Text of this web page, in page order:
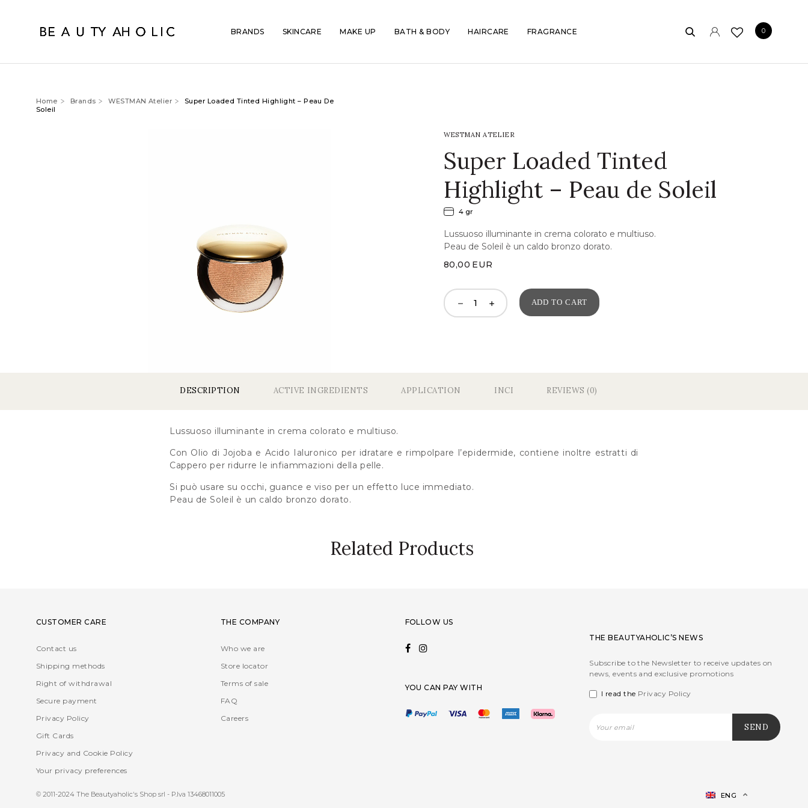
0
BRANDS SKINCARE MAKE UP BATH & BODY HAIRCARE FRAGRANCE
Home Brands WESTMAN Atelier
Super Loaded Tinted Highlight – Peau De
Soleil
WESTMAN ATELIER
Super Loaded Tinted
Highlight – Peau de Soleil
4 gr
Lussuoso illuminante in crema colorato e multiuso.
Peau de Soleil è un caldo bronzo dorato.
80,00 EUR
ADD TO CART
DESCRIPTION ACTIVE INGREDIENTS APPLICATION INCI REVIEWS (0)
Lussuoso illuminante in crema colorato e multiuso.
Con Olio di Jojoba e Acido Ialuronico per idratare e rimpolpare l’epidermide, contiene inoltre estratti di
Cappero per ridurre le infiammazioni della pelle.
Si può usare su occhi, guance e viso per un effetto luce immediato.
Peau de Soleil è un caldo bronzo dorato.
Related Products
CUSTOMER CARE
Contact us
Shipping methods
Right of withdrawal
Secure payment
Privacy Policy
Gift Cards
Privacy and Cookie Policy
Your privacy preferences
THE COMPANY
Who we are
Store locator
Terms of sale
FAQ
Careers
FOLLOW US
YOU CAN PAY WITH
THE BEAUTYAHOLIC’S NEWS
Subscribe to the Newsletter to receive updates on
news, events and exclusive promotions
I read the Privacy Policy
© 2011-2024 The Beautyaholic's Shop srl - P.Iva 13468011005 ENG